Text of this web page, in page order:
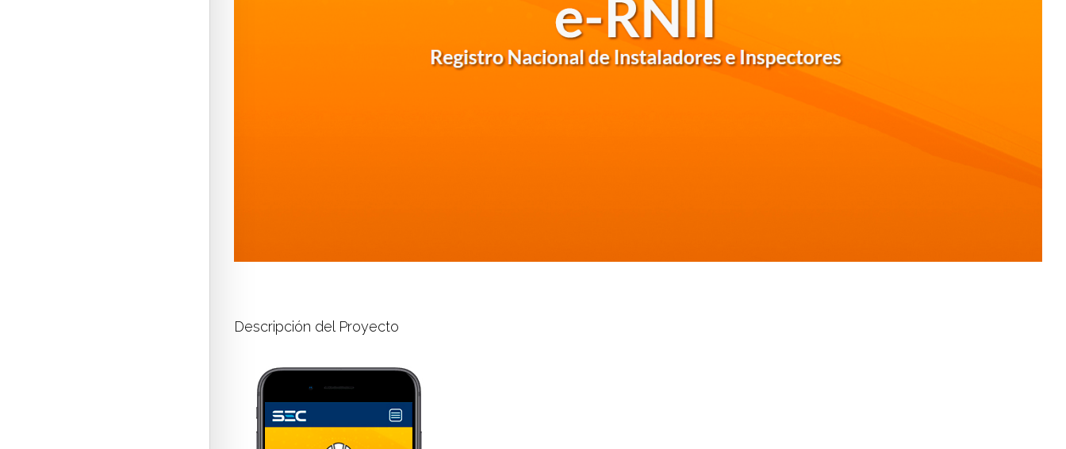
Descripción del Proyecto